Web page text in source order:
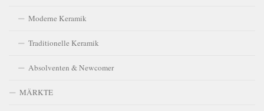
Moderne Keramik
Traditionelle Keramik
Absolventen & Newcomer
MÄRKTE